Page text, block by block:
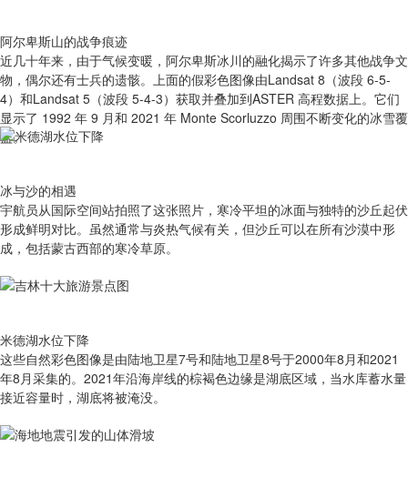
阿尔卑斯山的战争痕迹
近几十年来，由于气候变暖，阿尔卑斯冰川的融化揭示了许多其他战争文
物，偶尔还有士兵的遗骸。上面的假彩色图像由Landsat 8（波段 6-5-
4）和Landsat 5（波段 5-4-3）获取并叠加到ASTER 高程数据上。它们
显示了 1992 年 9 月和 2021 年 Monte Scorluzzo 周围不断变化的冰雪覆
盖。
冰与沙的相遇
宇航员从国际空间站拍照了这张照片，寒冷平坦的冰面与独特的沙丘起伏
形成鲜明对比。虽然通常与炎热气候有关，但沙丘可以在所有沙漠中形
成，包括蒙古西部的寒冷草原。
米德湖水位下降
这些自然彩色图像是由陆地卫星7号和陆地卫星8号于2000年8月和2021
年8月采集的。2021年沿海岸线的棕褐色边缘是湖底区域，当水库蓄水量
接近容量时，湖底将被淹没。